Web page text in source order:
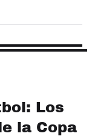
Los
la Copa